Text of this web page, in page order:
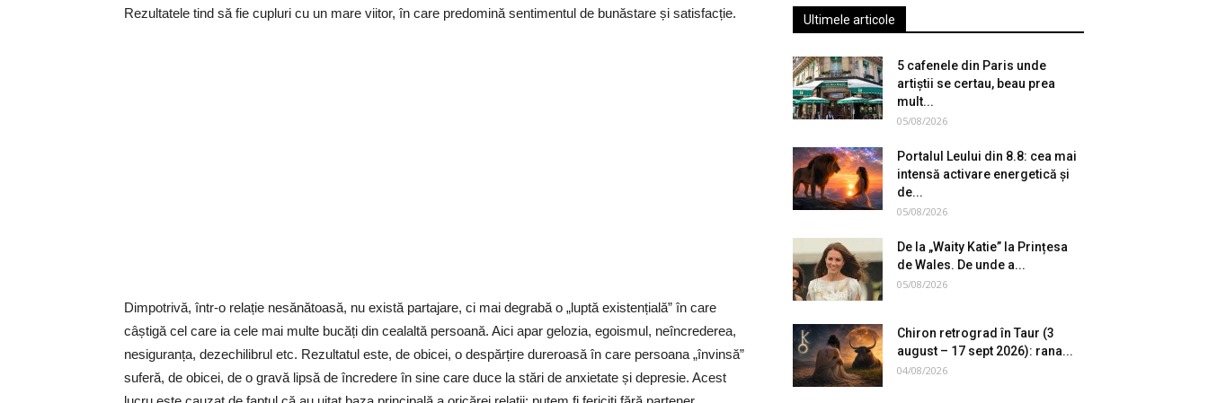
Rezultatele tind să fie cupluri cu un mare viitor, în care predomină sentimentul de bunăstare și satisfacție.
Dimpotrivă, într-o relație nesănătoasă, nu există partajare, ci mai degrabă o „luptă existențială” în care
câștigă cel care ia cele mai multe bucăți din cealaltă persoană. Aici apar gelozia, egoismul, neîncrederea,
nesiguranța, dezechilibrul etc. Rezultatul este, de obicei, o despărțire dureroasă în care persoana „învinsă”
suferă, de obicei, de o gravă lipsă de încredere în sine care duce la stări de anxietate și depresie. Acest
Ultimele articole
5 cafenele din Paris unde
artiștii se certau, beau prea
mult...
05/08/2026
Portalul Leului din 8.8: cea mai
intensă activare energetică și
de...
05/08/2026
De la „Waity Katie” la Prințesa
de Wales. De unde a...
05/08/2026
Chiron retrograd în Taur (3
august – 17 sept 2026): rana...
04/08/2026